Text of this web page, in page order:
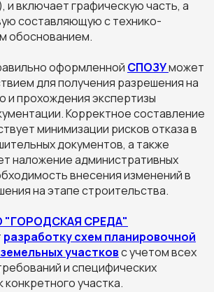
и включает графическую часть, а
составляющую с технико-
обоснованием.
оформленной СПОЗУможет
для получения разрешения на
и прохождения экспертизы
Корректное составление
минимизации рисков отказа в
документов, а также
наложение административных
внесения изменений в
на этапе строительства.
"ГОРОДСКАЯ СРЕДА"
разработку схем планировочной
участковс учетом всех
и специфических
конкретного участка.